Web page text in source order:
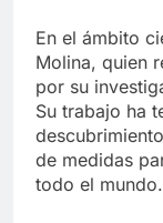
En el ámbito
Molina, quien
por su
Su trabajo ha
de medidas
todo el mundo.